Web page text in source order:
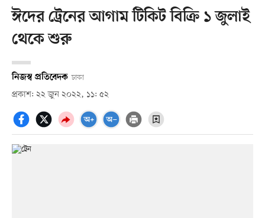
ঈদের ট্রেনের আগাম টিকিট বিক্রি ১ জুলাই
থেকে শুরু
নিজস্ব প্রতিবেদক ঢাকা
প্রকাশ: ২২ জুন ২০২২, ১১: ৫২